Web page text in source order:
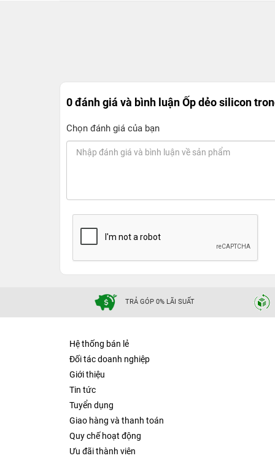
0 đánh giá và bình luậnỐp dẻo silicon
Chọn đánh giá của bạn
TRẢ GÓP 0% LÃI SUẤT
Hệ thống bán lẻ
Đối tác doanh nghiệp
Giới thiệu
Tin tức
Tuyển dụng
Giao hàng và thanh toán
Quy chế hoạt động
Ưu đãi thành viên